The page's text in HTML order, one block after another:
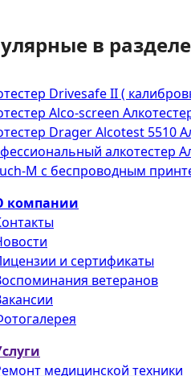
в разделе
M с беспроводным
компании
и сертификаты
ветеранов
медицинской техники